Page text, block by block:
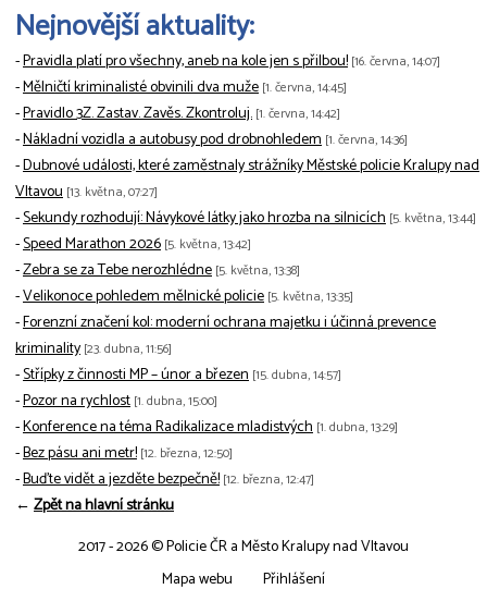
Nejnovější aktuality:
-Pravidla platí pro všechny, aneb na kole jen s přilbou! [16. června, 14:07]
-Mělničtí kriminalisté obvinili dva muže [1. června, 14:45]
-Pravidlo 3Z. Zastav. Zavěs. Zkontroluj. [1. června, 14:42]
-Nákladní vozidla a autobusy pod drobnohledem [1. června, 14:36]
-Dubnové události, které zaměstnaly strážníky Městské policie Kralupy nad
Vltavou [13. května, 07:27]
-Sekundy rozhodují: Návykové látky jako hrozba na silnicích [5. května, 13:44]
-Speed Marathon 2026 [5. května, 13:42]
-Zebra se za Tebe nerozhlédne [5. května, 13:38]
-Velikonoce pohledem mělnické policie [5. května, 13:35]
-Forenzní značení kol: moderní ochrana majetku i účinná prevence
kriminality [23. dubna, 11:56]
-Střípky z činnosti MP – únor a březen [15. dubna, 14:57]
-Pozor na rychlost [1. dubna, 15:00]
-Konference na téma Radikalizace mladistvých [1. dubna, 13:29]
-Bez pásu ani metr! [12. března, 12:50]
-Buďte vidět a jezděte bezpečně! [12. března, 12:47]
← Zpět na hlavní stránku
2017 - 2026 © Policie ČR a Město Kralupy nad Vltavou
Mapa webu
Přihlášení